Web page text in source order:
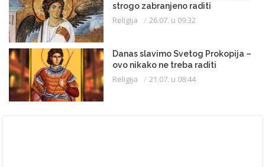
strogo zabranjeno raditi
Religija 26.07. u 09:32
Danas slavimo Svetog Prokopija –
ovo nikako ne treba raditi
Religija 21.07. u 08:44